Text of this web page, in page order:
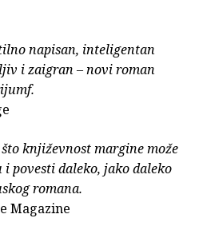
napisan, inteligentan
i zaigran – novi roman
književnost margine može
povesti daleko, jako daleko
romana.
Magazine